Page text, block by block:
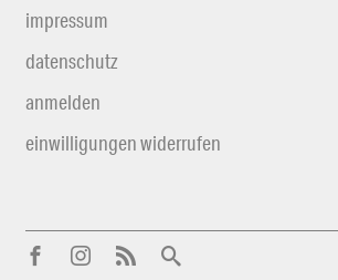
impressum
datenschutz
anmelden
einwilligungen widerrufen